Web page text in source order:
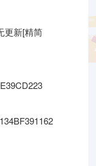
更新[精简